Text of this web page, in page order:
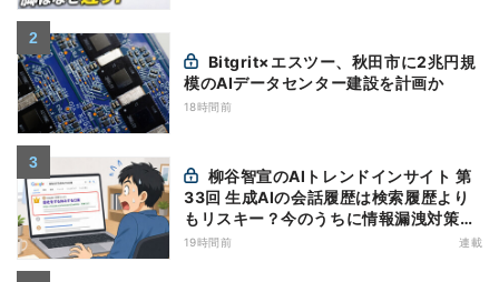
模のAIデータセンター建設を計画か
18時間前
33回 生成AIの会話履歴は検索履歴より
もリスキー？今のうちに情報漏洩対策を
万全にしておこう
19時間前 連載